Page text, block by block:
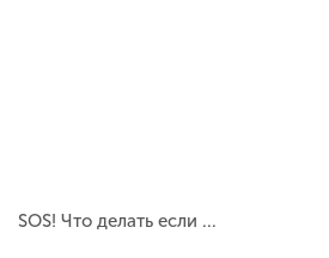
SOS! Что делать если ...